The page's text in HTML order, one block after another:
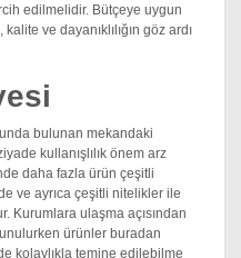
edilmelidir. Bütçeye uygun
ve dayanıklılığın göz ardı
bulunan mekandaki
kullanışlılık önem arz
daha fazla ürün çeşitli
ve ayrıca çeşitli nitelikler ile
Kurumlara ulaşma açısından
ürünler buradan
kolaylıkla temine edilebilme